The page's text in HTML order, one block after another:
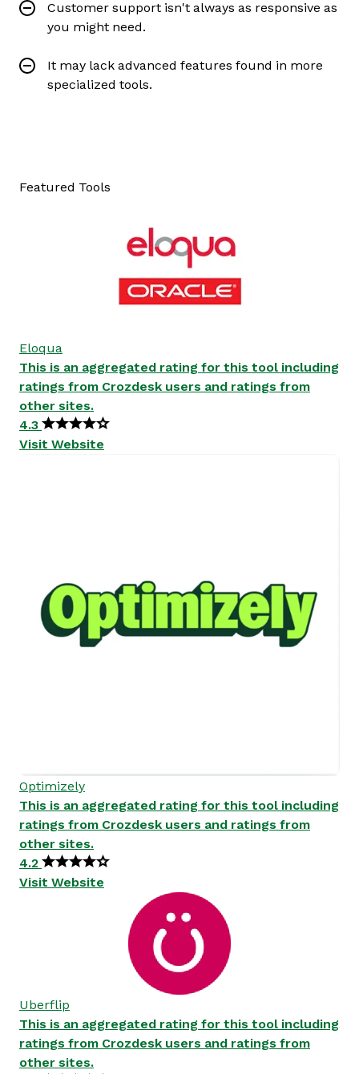
Customer support isn't always as responsive as
you might need.
It may lack advanced features found in more
specialized tools.
Featured Tools
Eloqua
This is an aggregated rating for this tool including
ratings from Crozdesk users and ratings from
other sites.
4.3
Visit Website
Optimizely
This is an aggregated rating for this tool including
ratings from Crozdesk users and ratings from
other sites.
4.2
Visit Website
Uberflip
This is an aggregated rating for this tool including
ratings from Crozdesk users and ratings from
other sites.